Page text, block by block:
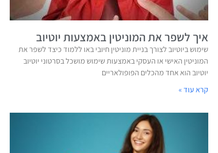
איך לשפר את המוניטין באמצעות יוטיוב
שימוש ביוטיוב לצורך בניית מוניטין חיובי באו ללמוד כיצד לשפר את
המוניטין האישי או העסקי באמצעות שימוש מושכל בסרטוני יוטיוב
יוטיוב הוא אחד מהכלים הפופולאריים
קרא עוד »